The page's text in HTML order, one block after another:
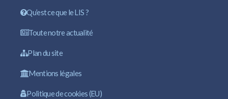
Qu’est ce que le LIS ?
Toute notre actualité
Plan du site
Mentions légales
Politique de cookies (EU)